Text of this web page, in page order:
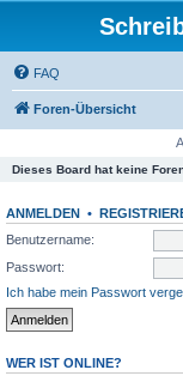
FAQ
Foren-Übersicht
Dieses Board hat keine
ANMELDEN •
Benutzername:
Passwort:
Ich habe mein Passwort
WER IST ONLINE?